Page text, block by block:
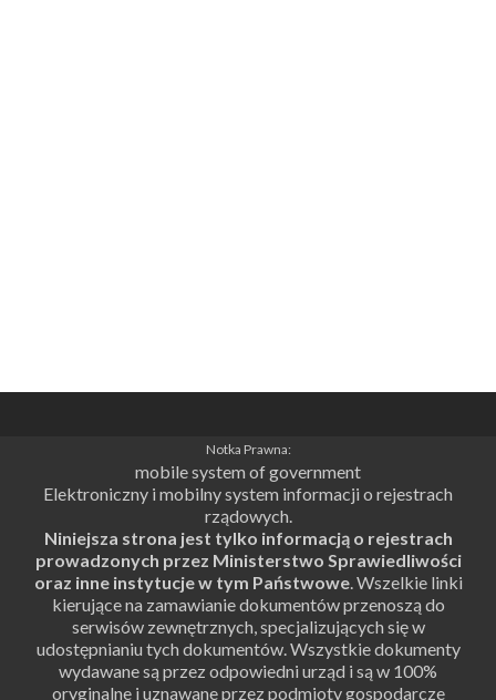
Notka Prawna:
mobile system of government
Elektroniczny i mobilny system informacji o rejestrach
rządowych.
Niniejsza strona jest tylko informacją o rejestrach
prowadzonych przez Ministerstwo Sprawiedliwości
oraz inne instytucje w tym Państwowe. Wszelkie linki
kierujące na zamawianie dokumentów przenoszą do
serwisów zewnętrznych, specjalizujących się w
udostępnianiu tych dokumentów. Wszystkie dokumenty
wydawane są przez odpowiedni urząd i są w 100%
oryginalne i uznawane przez podmioty gospodarcze